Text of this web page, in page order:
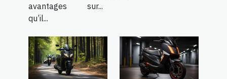
avantages
qu’il...
sur...